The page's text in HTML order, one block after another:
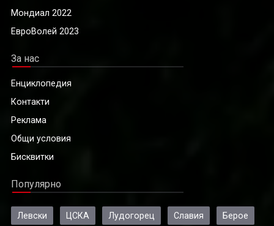
Мондиал 2022
ЕвроВолей 2023
За нас
Енциклопедия
Контакти
Реклама
Общи условия
Бисквитки
Популярно
Левски ЦСКА Лудогорец Славия Берое